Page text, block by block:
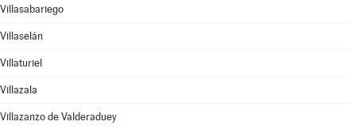
Villasabariego
Villaselán
Villaturiel
Villazala
Villazanzo de Valderaduey